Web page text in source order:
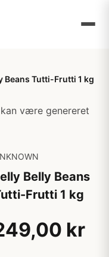
Beans Tutti-Frutti 1 kg
være genereret
Belly Beans
Frutti 1 kg
kr